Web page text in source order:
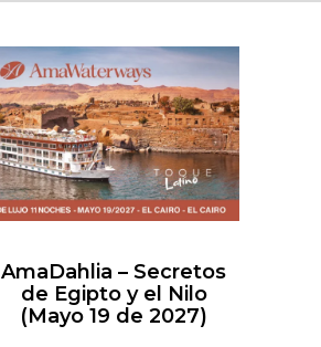
AmaDahlia – Secretos
de Egipto y el Nilo
(Mayo 19 de 2027)